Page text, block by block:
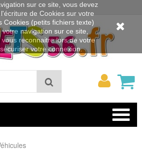
Rechercher
Mon
sur ce site, vous devez
de Cookies sur votre
Cookies (petits fichiers texte)
navigation sur ce site,
reconnaitre lors de votre
votre connexion.